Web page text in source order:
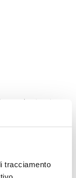
tracciamento
University.
è abituato a
tutti, il suo